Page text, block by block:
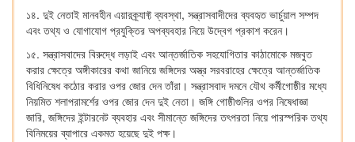
১৪. দুই নেতাই মানবহীন এয়ারক্র্যাফ্ট ব্যবস্থা, সন্ত্রাসবাদীদের ব্যবহৃত ভার্চুয়াল সম্পদ
এবং তথ্য ও যোগাযোগ প্রযুক্তির অপব্যবহার নিয়ে উদ্বেগ প্রকাশ করেন।
১৫. সন্ত্রাসবাদের বিরুদ্ধে লড়াই এবং আন্তর্জাতিক সহযোগিতার কাঠামোকে মজবুত
করার ক্ষেত্রে অঙ্গীকারের কথা জানিয়ে জঙ্গিদের অস্ত্র সরবরাহের ক্ষেত্রে আন্তর্জাতিক
বিধিনিষেধ কঠোর করার ওপর জোর দেন তাঁরা। সন্ত্রাসবাদ দমনে যৌথ কর্মীগোষ্ঠীর মধ্যে
নিয়মিত শলাপরামর্শের ওপর জোর দেন দুই নেতা। জঙ্গি গোষ্ঠীগুলির ওপর নিষেধাজ্ঞা
জারি, জঙ্গিদের ইন্টারনেট ব্যবহার এবং সীমান্তে জঙ্গিদের তৎপরতা নিয়ে পারস্পরিক তথ্য
বিনিময়ের ব্যাপারে একমত হয়েছে দুই পক্ষ।